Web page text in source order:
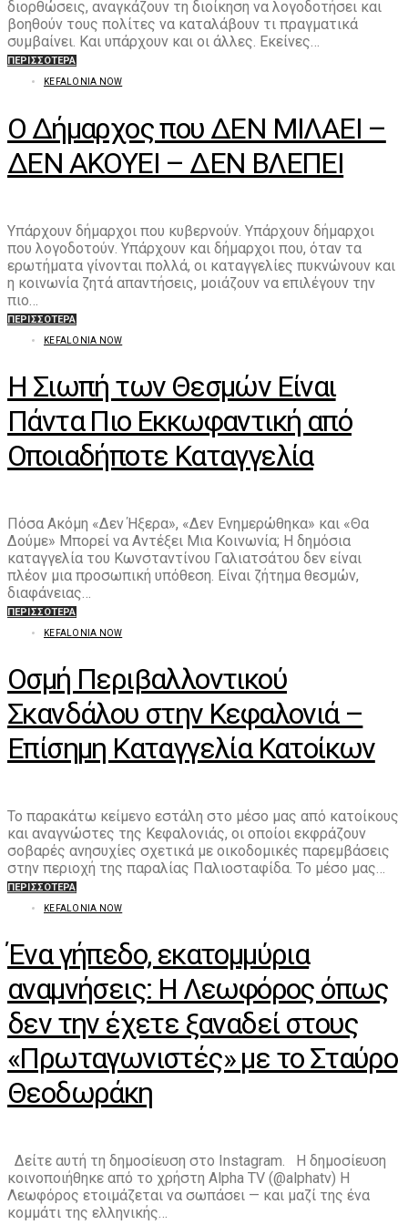
διορθώσεις, αναγκάζουν τη διοίκηση να λογοδοτήσει και
βοηθούν τους πολίτες να καταλάβουν τι πραγματικά
συμβαίνει. Και υπάρχουν και οι άλλες. Εκείνες…
ΠΕΡΙΣΣΌΤΕΡΑ
KEFALONIA NOW
Ο Δήμαρχος που ΔΕΝ ΜΙΛΑΕΙ –
ΔΕΝ ΑΚΟΥΕΙ – ΔΕΝ ΒΛΕΠΕΙ
Υπάρχουν δήμαρχοι που κυβερνούν. Υπάρχουν δήμαρχοι
που λογοδοτούν. Υπάρχουν και δήμαρχοι που, όταν τα
ερωτήματα γίνονται πολλά, οι καταγγελίες πυκνώνουν και
η κοινωνία ζητά απαντήσεις, μοιάζουν να επιλέγουν την
πιο…
ΠΕΡΙΣΣΌΤΕΡΑ
KEFALONIA NOW
Η Σιωπή των Θεσμών Είναι
Πάντα Πιο Εκκωφαντική από
Οποιαδήποτε Καταγγελία
Πόσα Ακόμη «Δεν Ήξερα», «Δεν Ενημερώθηκα» και «Θα
Δούμε» Μπορεί να Αντέξει Μια Κοινωνία; Η δημόσια
καταγγελία του Κωνσταντίνου Γαλιατσάτου δεν είναι
πλέον μια προσωπική υπόθεση. Είναι ζήτημα θεσμών,
διαφάνειας…
ΠΕΡΙΣΣΌΤΕΡΑ
KEFALONIA NOW
Οσμή Περιβαλλοντικού
Σκανδάλου στην Κεφαλονιά –
Επίσημη Καταγγελία Κατοίκων
Το παρακάτω κείμενο εστάλη στο μέσο μας από κατοίκους
και αναγνώστες της Κεφαλονιάς, οι οποίοι εκφράζουν
σοβαρές ανησυχίες σχετικά με οικοδομικές παρεμβάσεις
στην περιοχή της παραλίας Παλιοσταφίδα. Το μέσο μας…
ΠΕΡΙΣΣΌΤΕΡΑ
KEFALONIA NOW
Ένα γήπεδο, εκατομμύρια
αναμνήσεις: Η Λεωφόρος όπως
δεν την έχετε ξαναδεί στους
«Πρωταγωνιστές» με το Σταύρο
Θεοδωράκη
Δείτε αυτή τη δημοσίευση στο Instagram. Η δημοσίευση
κοινοποιήθηκε από το χρήστη Alpha TV (@alphatv) Η
Λεωφόρος ετοιμάζεται να σωπάσει — και μαζί της ένα
κομμάτι της ελληνικής…